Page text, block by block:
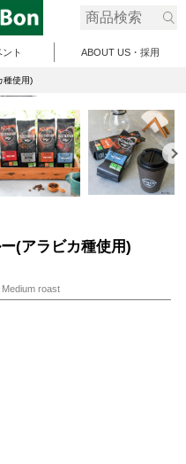
ト ABOUT US・採用
種使用)
(アラビカ種使用)
roast